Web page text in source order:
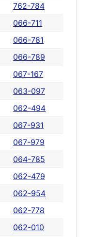
762-784
066-711
066-781
066-789
067-167
063-097
062-494
067-931
067-979
064-785
062-479
062-954
062-778
062-010